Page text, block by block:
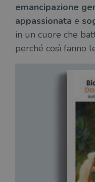
emancipazione
appassionata e
in un cuore che
perché così fanno